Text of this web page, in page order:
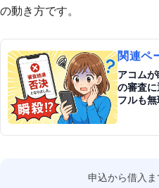
の動き方です。
関連ペ
アコム
の審査
フルも無
申込から借入